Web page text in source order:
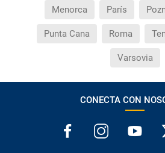
Menorca París
Punta Cana Roma
Varsovia
CONECTA CON